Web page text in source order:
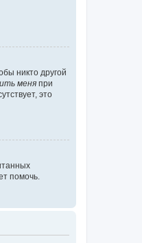
никто другой
меня при
это
помочь.